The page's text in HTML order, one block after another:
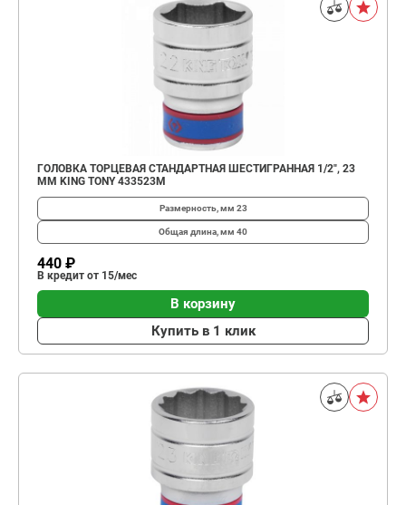
ГОЛОВКА ТОРЦЕВАЯ СТАНДАРТНАЯ ШЕСТИГРАННАЯ 1/2", 23
ММ KING TONY 433523M
Размерность, мм 23
Общая длина, мм 40
440 ₽
В кредит от 15/мес
В корзину
Купить в 1 клик